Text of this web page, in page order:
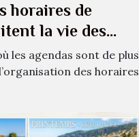
horaires de
la vie des
les agendas sont de plus
des horaires